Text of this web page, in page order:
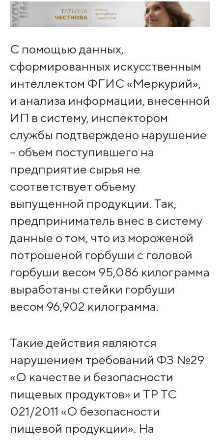
С помощью данных,
сформированных искусственным
интеллектом ФГИС «Меркурий»,
и анализа информации, внесенной
ИП в систему, инспектором
службы подтверждено нарушение
– объем поступившего на
предприятие сырья не
соответствует объему
выпущенной продукции. Так,
предприниматель внес в систему
данные о том, что из мороженой
потрошеной горбуши с головой
горбуши весом 95,086 килограмма
выработаны стейки горбуши
весом 96,902 килограмма.
Такие действия являются
нарушением требований ФЗ №29
«О качестве и безопасности
пищевых продуктов» и ТР ТС
021/2011 «О безопасности
пищевой продукции». На